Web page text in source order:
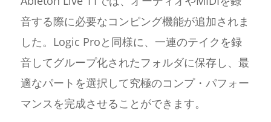
音する際に必要なコンピング機能が追加されま
した。Logic Proと同様に、一連のテイクを録
音してグループ化されたフォルダに保存し、最
適なパートを選択して究極のコンプ・パフォー
マンスを完成させることができます。